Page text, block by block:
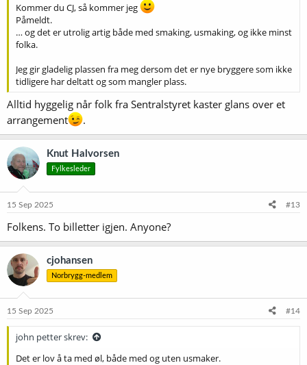
Kommer du CJ, så kommer jeg
Påmeldt.
… og det er utrolig artig både med smaking, usmaking, og ikke minst
folka.
Jeg gir gladelig plassen fra meg dersom det er nye bryggere som ikke
tidligere har deltatt og som mangler plass.
Alltid hyggelig når folk fra Sentralstyret kaster glans over et
arrangement
.
Knut Halvorsen
Fylkesleder
15 Sep 2025 #13
Folkens. To billetter igjen. Anyone?
cjohansen
Norbrygg-medlem
15 Sep 2025 #14
john petter skrev:
Det er lov å ta med øl, både med og uten usmaker.